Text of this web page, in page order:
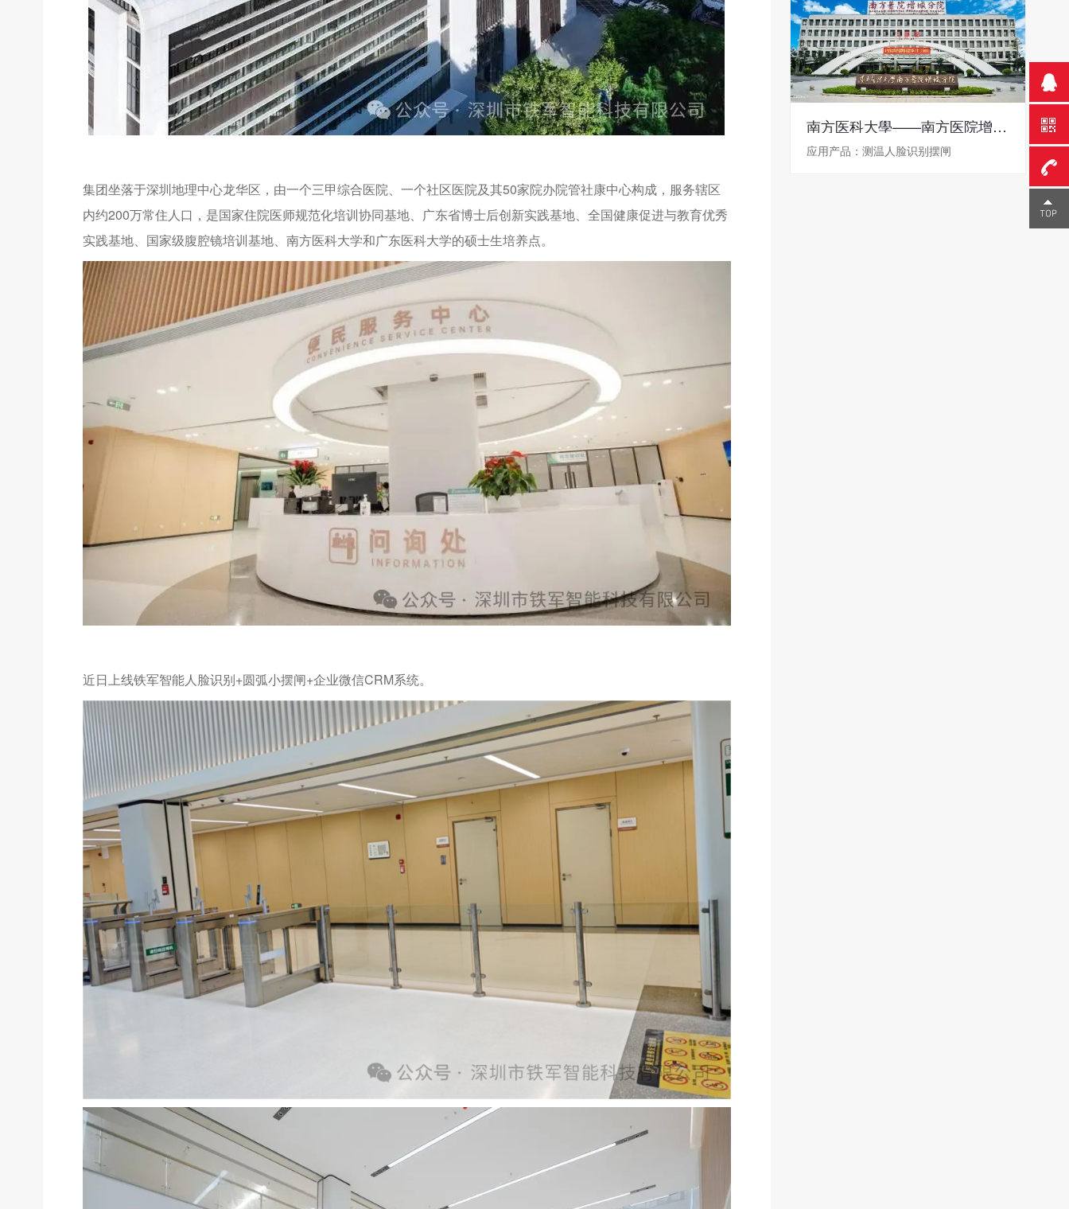
集团坐落于深圳地理中心龙华区，由一个三甲综合医院、一个社区医院及其50家院办院管社康中心构成，服务辖区
内约200万常住人口，是国家住院医师规范化培训协同基地、广东省博士后创新实践基地、全国健康促进与教育优秀
实践基地、国家级腹腔镜培训基地、南方医科大学和广东医科大学的硕士生培养点。
近日上线铁军智能人脸识别+圆弧小摆闸+企业微信CRM系统。
南方医科大學——南方医院增城分院
应用产品：测温人脸识别摆闸
0755-